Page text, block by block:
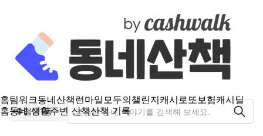
홈팀워크동네산책런마일모두의챌린지캐시로또보험캐시딜
홈동네 생활주변 산책산책 기록
첨단1동